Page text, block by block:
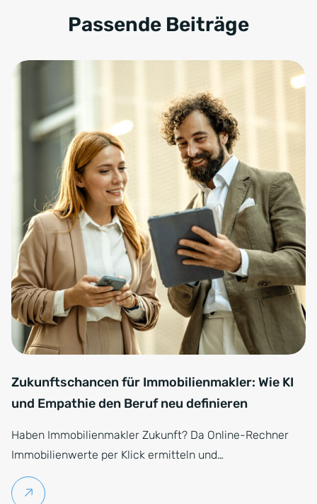
Passende Beiträge
Zukunftschancen für Immobilienmakler: Wie KI
und Empathie den Beruf neu definieren
Haben Immobilienmakler Zukunft? Da Online-Rechner
Immobilienwerte per Klick ermitteln und…
Weiterlesen